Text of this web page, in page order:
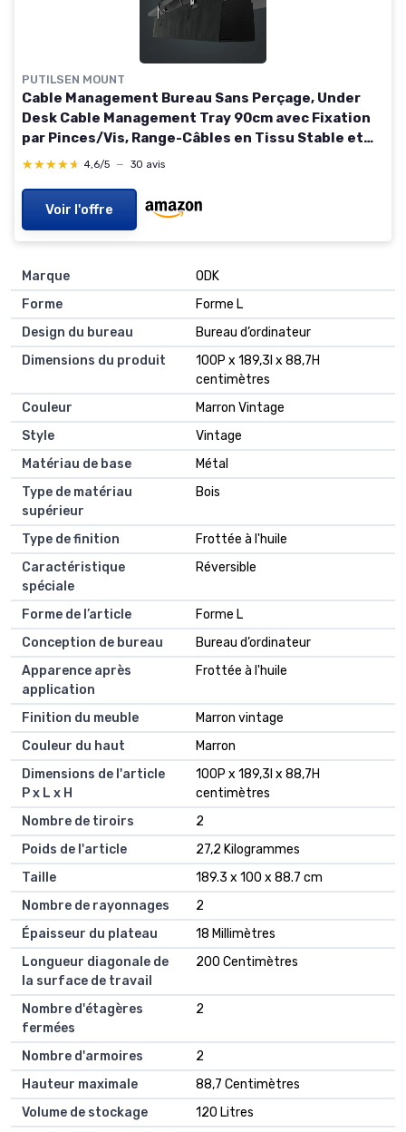
PUTILSEN MOUNT
Cable Management Bureau Sans Perçage, Under
Desk Cable Management Tray 90cm avec Fixation
par Pinces/Vis, Range-Câbles en Tissu Stable et
Imperméable pour Maison et Bureau, Noir
★★★★★
★★★★★ 4,6/5 — 30 avis
Voir l'offre
Marque
ODK
Forme
Forme L
Design du bureau
Bureau d’ordinateur
Dimensions du produit
100P x 189,3l x 88,7H
centimètres
Couleur
Marron Vintage
Style
Vintage
Matériau de base
Métal
Type de matériau
supérieur
Bois
Type de finition
Frottée à l'huile
Caractéristique
spéciale
Réversible
Forme de l’article
Forme L
Conception de bureau
Bureau d’ordinateur
Apparence après
application
Frottée à l'huile
Finition du meuble
Marron vintage
Couleur du haut
Marron
Dimensions de l'article
P x L x H
100P x 189,3l x 88,7H
centimètres
Nombre de tiroirs
2
Poids de l'article
27,2 Kilogrammes
Taille
189.3 x 100 x 88.7 cm
Nombre de rayonnages
2
Épaisseur du plateau
18 Millimètres
Longueur diagonale de
la surface de travail
200 Centimètres
Nombre d'étagères
fermées
2
Nombre d'armoires
2
Hauteur maximale
88,7 Centimètres
Volume de stockage
120 Litres